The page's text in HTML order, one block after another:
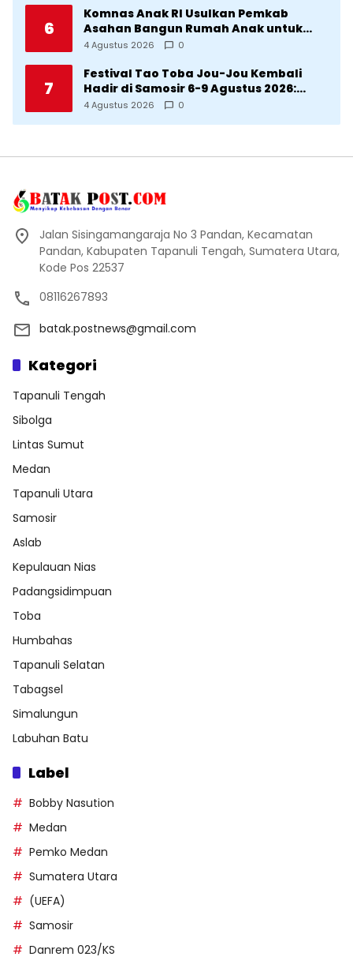
6
Komnas Anak RI Usulkan Pemkab
Asahan Bangun Rumah Anak untuk
Korban Kekerasan
4 Agustus 2026 0
7
Festival Tao Toba Jou-Jou Kembali
Hadir di Samosir 6-9 Agustus 2026:
Datang Saksikan Kemeriahan dan Raih
4 Agustus 2026 0
Jalan Sisingamangaraja No 3 Pandan, Kecamatan
Pandan, Kabupaten Tapanuli Tengah, Sumatera Utara,
Kode Pos 22537
08116267893
batak.postnews@gmail.com
Kategori
Tapanuli Tengah
Sibolga
Lintas Sumut
Medan
Tapanuli Utara
Samosir
Aslab
Kepulauan Nias
Padangsidimpuan
Toba
Humbahas
Tapanuli Selatan
Tabagsel
Simalungun
Labuhan Batu
Label
Bobby Nasution
Medan
Pemko Medan
Sumatera Utara
(UEFA)
Samosir
Danrem 023/KS